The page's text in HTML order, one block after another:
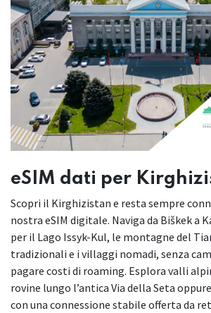
eSIM dati per
Scopri il Kirghizistan e resta sempre
nostra eSIM digitale. Naviga da Biškek a
per il Lago Issyk-Kul, le montagne del
tradizionali e i villaggi nomadi, senza
pagare costi di roaming. Esplora valli
rovine lungo l’antica Via della Seta
con una connessione stabile offerta da